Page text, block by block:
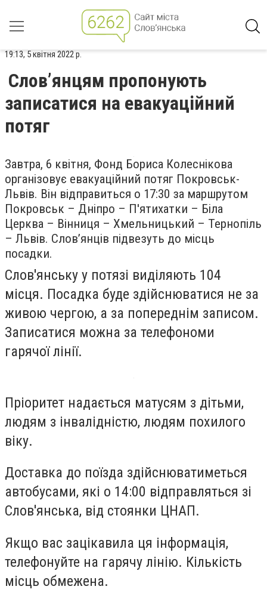
19:13, 5 квітня 2022 р.
Слов’янцям пропонують
записатися на евакуаційний
потяг
Завтра, 6 квітня, Фонд Бориса Колеснікова
організовує евакуаційний потяг Покровськ-
Львів. Він відправиться о 17:30 за маршрутом
Покровськ – Дніпро – П'ятихатки – Біла
Церква – Вінниця – Хмельницький – Тернопіль
– Львів. Слов’янців підвезуть до місць
посадки.
Слов'янську у потязі виділяють 104
місця. Посадка буде здійснюватися не за
живою чергою, а за попереднім записом.
Записатися можна за телефономи
гарячої лінії.
Пріоритет надається матусям з дітьми,
людям з інвалідністю, людям похилого
віку.
Доставка до поїзда здійснюватиметься
автобусами, які о 14:00 відправляться зі
Слов'янська, від стоянки ЦНАП.
Якщо вас зацікавила ця інформація,
телефонуйте на гарячу лінію. Кількість
місць обмежена.